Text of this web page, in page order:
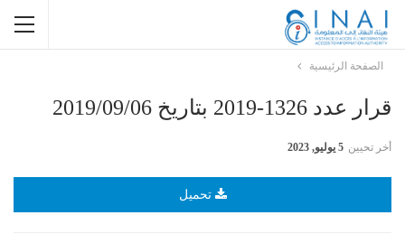
الصفحة الرئيسية
قرار عدد 1326-2019 بتاريخ 2019/09/06
أخر تحيين 5 يوليو, 2023
تحميل